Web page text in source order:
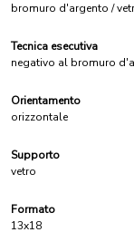
bromuro d'argento /
Tecnica esecutiva
negativo al bromuro
Orientamento
orizzontale
Supporto
vetro
Formato
13x18